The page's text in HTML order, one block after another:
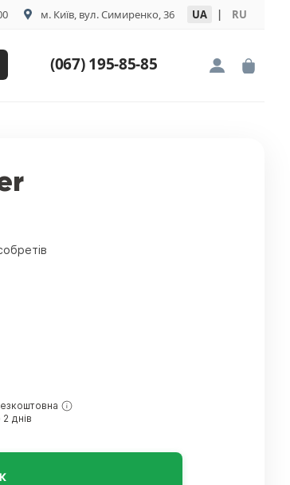
м. Київ, вул. Симиренко, 36 UA | RU
(067) 195-85-85
днів